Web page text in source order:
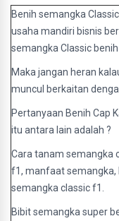
Benih semangka
usaha mandiri bisnis
semangka Classic benih
Maka jangan heran
muncul berkaitan
Pertanyaan Benih Cap
itu antara lain adalah ?
Cara tanam semangka
f1, manfaat semangka,
semangka classic f1.
Bibit semangka super